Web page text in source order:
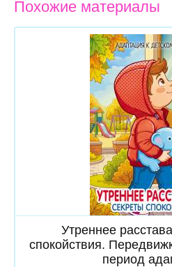
Похожие материалы
Утреннее
спокойствия.
период